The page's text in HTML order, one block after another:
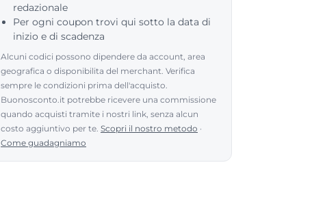
redazionale
Per ogni coupon trovi qui sotto la data di
inizio e di scadenza
Alcuni codici possono dipendere da account, area
geografica o disponibilita del merchant. Verifica
sempre le condizioni prima dell'acquisto.
Buonosconto.it potrebbe ricevere una commissione
quando acquisti tramite i nostri link, senza alcun
costo aggiuntivo per te. Scopri il nostro metodo ·
Come guadagniamo